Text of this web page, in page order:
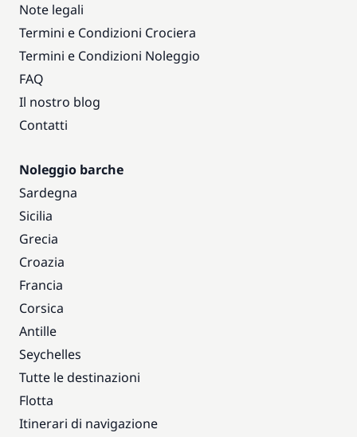
Note legali
Termini e Condizioni Crociera
Termini e Condizioni Noleggio
FAQ
Il nostro blog
Contatti
Noleggio barche
Sardegna
Sicilia
Grecia
Croazia
Francia
Corsica
Antille
Seychelles
Tutte le destinazioni
Flotta
Itinerari di navigazione